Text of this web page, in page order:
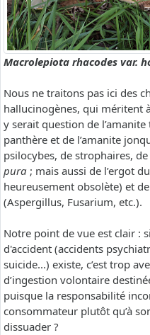
Macrolepiota rhacodes var.
Nous ne traitons pas ici des
hallucinogènes, qui méritent
y serait question de
panthère et de l’amanite
psilocybes, de strophaires,
pura ; mais aussi de l’ergot
heureusement obsolète) et
(Aspergillus, Fusarium, etc.).
Notre point de vue est clair :
d'accident (accidents
suicide...) existe, c’est trop
d’ingestion volontaire
puisque la responsabilité
consommateur plutôt qu’à
dissuader ?